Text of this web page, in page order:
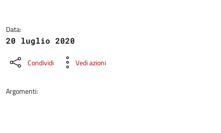
Data:
20 luglio 2020
Condividi Vedi azioni
Argomenti: